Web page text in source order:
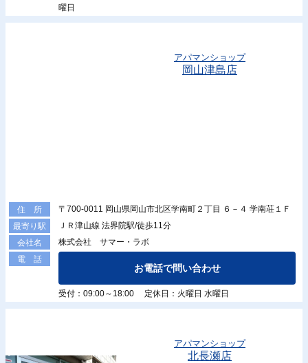
曜日
アパマンショップ
岡山津島店
住 所
〒700-0011 岡山県岡山市北区学南町２丁目 ６－４ 学南荘１Ｆ
最寄り駅
ＪＲ津山線 法界院駅/徒歩11分
会社名
株式会社 サマー・ラボ
電 話
お電話で問い合わせ
受付：09:00～18:00 定休日：火曜日 水曜日
アパマンショップ
北長瀬店